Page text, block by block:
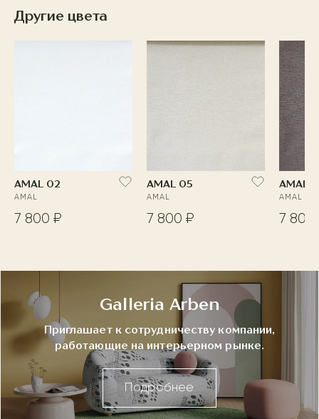
Другие цвета
AMAL 02
AMAL
7 800 ₽
AMAL 05
AMAL
7 800 ₽
AMAL
AMAL
7 800
Galleria Arben
Приглашает к сотрудничеству компании,
работающие на интерьерном рынке.
Подробнее